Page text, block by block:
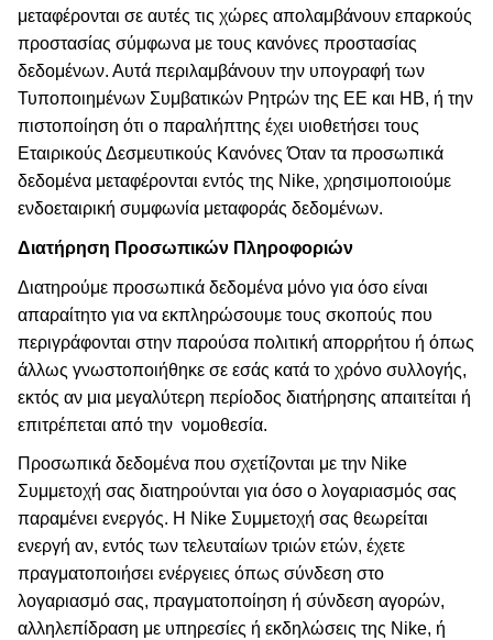
μεταφέρονται σε αυτές τις χώρες απολαμβάνουν επαρκούς
προστασίας σύμφωνα με τους κανόνες προστασίας
δεδομένων. Αυτά περιλαμβάνουν την υπογραφή των
Τυποποιημένων Συμβατικών Ρητρών της ΕΕ και ΗΒ, ή την
πιστοποίηση ότι ο παραλήπτης έχει υιοθετήσει τους
Εταιρικούς Δεσμευτικούς Κανόνες Όταν τα προσωπικά
δεδομένα μεταφέρονται εντός της Nike, χρησιμοποιούμε
ενδοεταιρική συμφωνία μεταφοράς δεδομένων.
Διατήρηση Προσωπικών Πληροφοριών
Διατηρούμε προσωπικά δεδομένα μόνο για όσο είναι
απαραίτητο για να εκπληρώσουμε τους σκοπούς που
περιγράφονται στην παρούσα πολιτική απορρήτου ή όπως
άλλως γνωστοποιήθηκε σε εσάς κατά το χρόνο συλλογής,
εκτός αν μια μεγαλύτερη περίοδος διατήρησης απαιτείται ή
επιτρέπεται από την νομοθεσία.
Προσωπικά δεδομένα που σχετίζονται με την Nike
Συμμετοχή σας διατηρούνται για όσο ο λογαριασμός σας
παραμένει ενεργός. Η Nike Συμμετοχή σας θεωρείται
ενεργή αν, εντός των τελευταίων τριών ετών, έχετε
πραγματοποιήσει ενέργειες όπως σύνδεση στο
λογαριασμό σας, πραγματοποίηση ή σύνδεση αγορών,
αλληλεπίδραση με υπηρεσίες ή εκδηλώσεις της Nike, ή